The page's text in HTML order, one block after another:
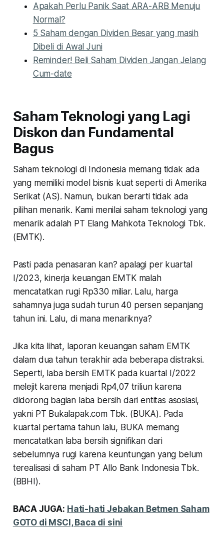
Apakah Perlu Panik Saat ARA-ARB Menuju
Normal?
5 Saham dengan Dividen Besar yang masih
Dibeli di Awal Juni
Reminder! Beli Saham Dividen Jangan Jelang
Cum-date
Saham Teknologi yang Lagi
Diskon dan Fundamental
Bagus
Saham teknologi di Indonesia memang tidak ada
yang memiliki model bisnis kuat seperti di Amerika
Serikat (AS). Namun, bukan berarti tidak ada
pilihan menarik. Kami menilai saham teknologi yang
menarik adalah PT Elang Mahkota Teknologi Tbk.
(EMTK).
Pasti pada penasaran kan? apalagi per kuartal
I/2023, kinerja keuangan EMTK malah
mencatatkan rugi Rp330 miliar. Lalu, harga
sahamnya juga sudah turun 40 persen sepanjang
tahun ini. Lalu, di mana menariknya?
Jika kita lihat, laporan keuangan saham EMTK
dalam dua tahun terakhir ada beberapa distraksi.
Seperti, laba bersih EMTK pada kuartal I/2022
melejit karena menjadi Rp4,07 triliun karena
didorong bagian laba bersih dari entitas asosiasi,
yakni PT Bukalapak.com Tbk. (BUKA). Pada
kuartal pertama tahun lalu, BUKA memang
mencatatkan laba bersih signifikan dari
sebelumnya rugi karena keuntungan yang belum
terealisasi di saham PT Allo Bank Indonesia Tbk.
(BBHI).
BACA JUGA: Hati-hati Jebakan Betmen Saham
GOTO di MSCI, Baca di sini